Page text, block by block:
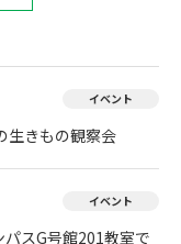
イベント
生きもの観察会
イベント
スG号館201教室で